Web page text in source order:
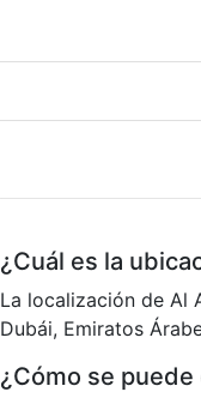
¿Cuál es la
La localización de Al
Dubái, Emiratos
¿Cómo se